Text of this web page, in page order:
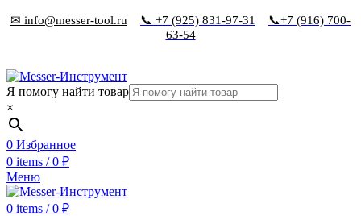
✉ info@messer-tool.ru 📞 +7 (925) 831-97-31
📞+7 (916) 700-
63-54
Я помогу найти товар
×
0 Избранное
0 items / 0 ₽
Меню
0 items / 0 ₽